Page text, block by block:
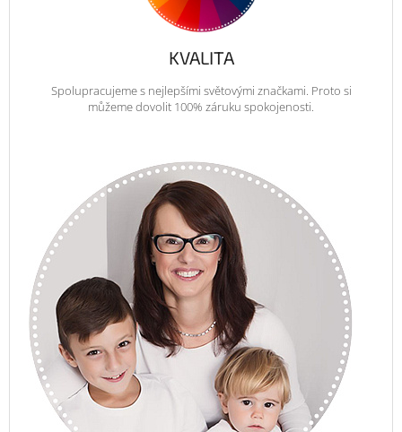
KVALITA
Spolupracujeme s nejlepšími světovými značkami. Proto si
můžeme dovolit 100% záruku spokojenosti.